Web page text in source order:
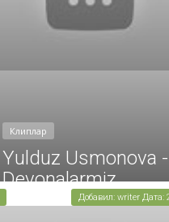
Клиплар
Yulduz Usmonova -
Devonalarmiz
Добавил: writer Дата: